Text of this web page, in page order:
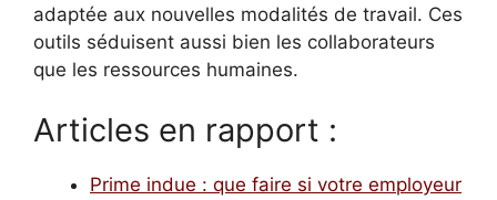
adaptée aux nouvelles modalités de travail. Ces
outils séduisent aussi bien les collaborateurs
que les ressources humaines.
Articles en rapport :
Prime indue : que faire si votre employeur